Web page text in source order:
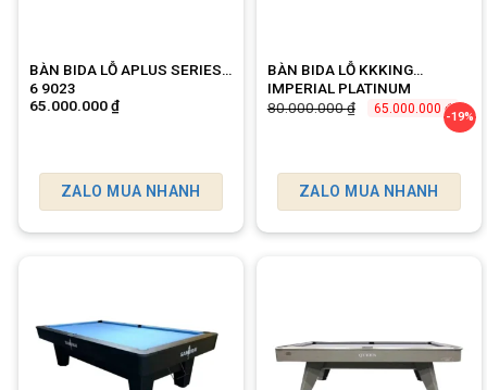
BÀN BIDA LỖ APLUS SERIES
6 9023
65.000.000₫
ZALO MUA NHANH
-19%
BÀN BIDA LỖ KKKING
IMPERIAL PLATINUM
80.000.000₫
Giá
65.000.000 ₫ Giá
hiện
tại
ZALO MUA NHANH